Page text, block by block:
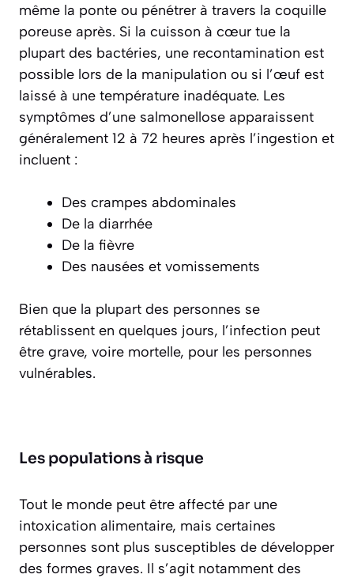
même la ponte ou pénétrer à travers la coquille
poreuse après. Si la cuisson à cœur tue la
plupart des bactéries, une recontamination est
possible lors de la manipulation ou si l’œuf est
laissé à une température inadéquate. Les
symptômes d’une salmonellose apparaissent
généralement 12 à 72 heures après l’ingestion et
incluent :
Des crampes abdominales
De la diarrhée
De la fièvre
Des nausées et vomissements
Bien que la plupart des personnes se
rétablissent en quelques jours, l’infection peut
être grave, voire mortelle, pour les personnes
vulnérables.
Les populations à risque
Tout le monde peut être affecté par une
intoxication alimentaire, mais certaines
personnes sont plus susceptibles de développer
des formes graves. Il s’agit notamment des